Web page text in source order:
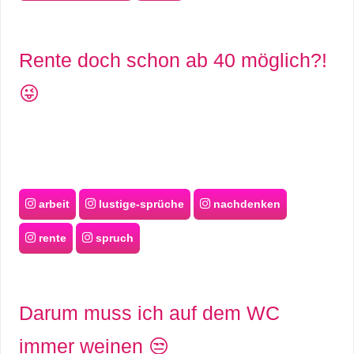
Wordpress
Rente doch schon ab 40 möglich?!
😜
arbeit lustige-sprüche nachdenken
rente spruch
Darum muss ich auf dem WC
immer weinen 😒